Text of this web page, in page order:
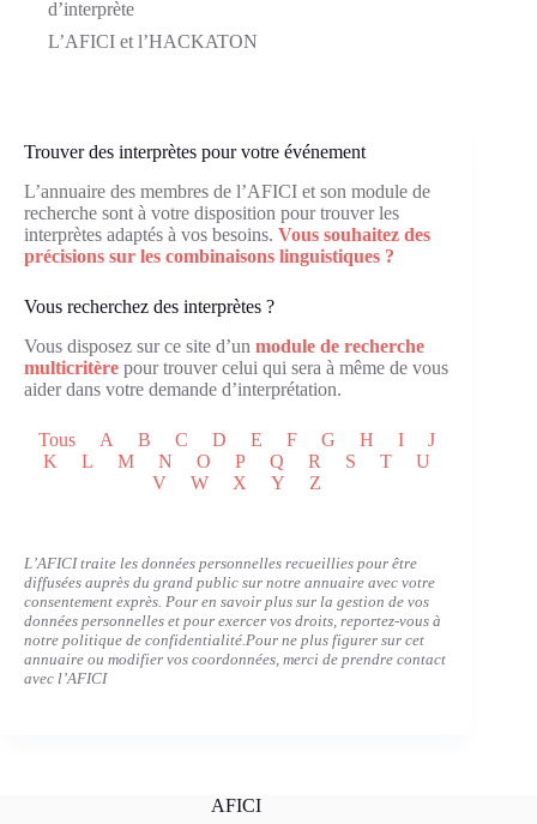
Trouver des interprètes pour votre événement
L’annuaire des membres de l’AFICI et son module de
recherche sont à votre disposition pour trouver les
interprètes adaptés à vos besoins. Vous souhaitez des
précisions sur les combinaisons linguistiques ?
Vous recherchez des interprètes ?
Vous disposez sur ce site d’un module de recherche
multicritère pour trouver celui qui sera à même de vous
aider dans votre demande d’interprétation.
Tous A B C D E F G H I
J
K
L M N O P Q R S T
U
V
W X Y Z
L’AFICI traite les données personnelles recueillies pour être
diffusées auprès du grand public sur notre annuaire avec votre
consentement exprès. Pour en savoir plus sur la gestion de vos
données personnelles et pour exercer vos droits, reportez-vous à
notre politique de confidentialité. Pour ne plus figurer sur cet
annuaire ou modifier vos coordonnées, merci de prendre contact
avec l’AFICI
d’interprète
L’AFICI et l’HACKATON
AFICI